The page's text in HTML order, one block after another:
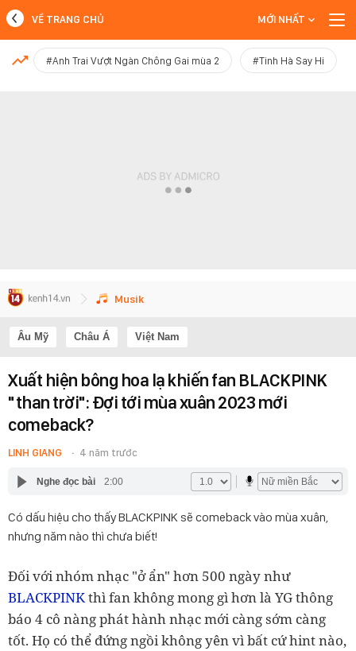
MỚI NHẤT
VỀ TRANG CHỦ MỚI NHẤT
#Anh Trai Vượt Ngàn Chông Gai mùa 2 #Tinh Hà Say Hi
Musik
Âu Mỹ Châu Á Việt Nam
Xuất hiện bông hoa lạ khiến fan BLACKPINK
"than trời": Đợi tới mùa xuân 2023 mới
comeback?
LINH GIANG 4 năm trước
Nghe đọc bài 2:00
Có dấu hiệu cho thấy BLACKPINK sẽ comeback vào mùa xuân,
nhưng năm nào thì chưa biết!
Đối với nhóm nhạc "ở ẩn" hơn 500 ngày như
BLACKPINKthì fan không mong gì hơn là YG thông
báo 4 cô nàng phát hành nhạc mới càng sớm càng
tốt. Họ có thể đứng ngồi không yên vì bất cứ hint nào,